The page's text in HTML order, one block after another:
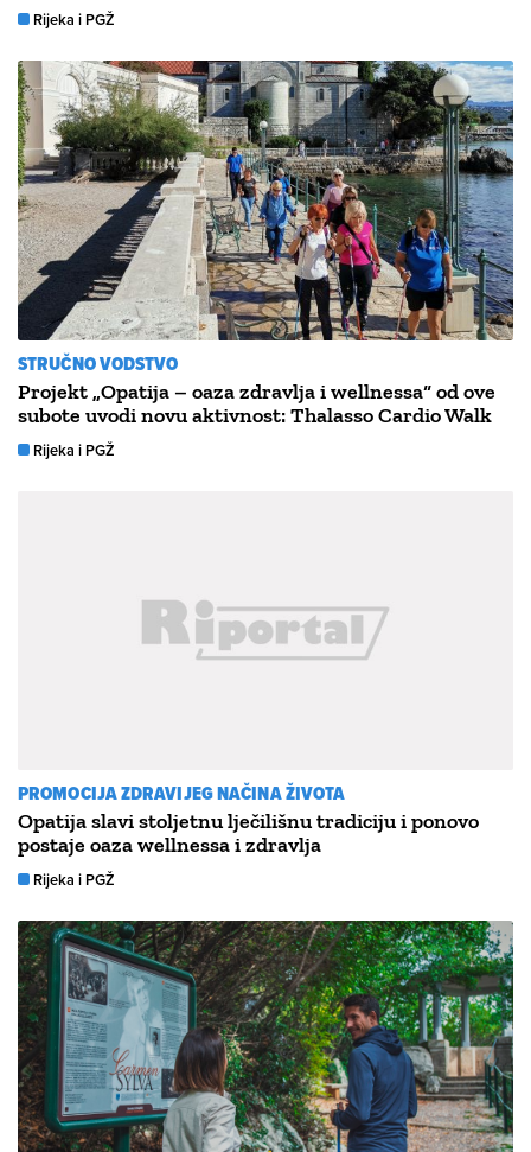
Rijeka i PGŽ
STRUČNO VODSTVO
Projekt „Opatija – oaza zdravlja i wellnessa“ od ove
subote uvodi novu aktivnost: Thalasso Cardio Walk
Rijeka i PGŽ
PROMOCIJA ZDRAVIJEG NAČINA ŽIVOTA
Opatija slavi stoljetnu lječilišnu tradiciju i ponovo
postaje oaza wellnessa i zdravlja
Rijeka i PGŽ